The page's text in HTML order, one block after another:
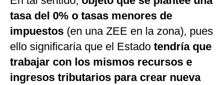
tasa del 0% o tasas menores de
impuestos (en una ZEE en la zona), pues
ello significaría que el Estado tendría que
trabajar con los mismos recursos e
ingresos tributarios para crear nueva